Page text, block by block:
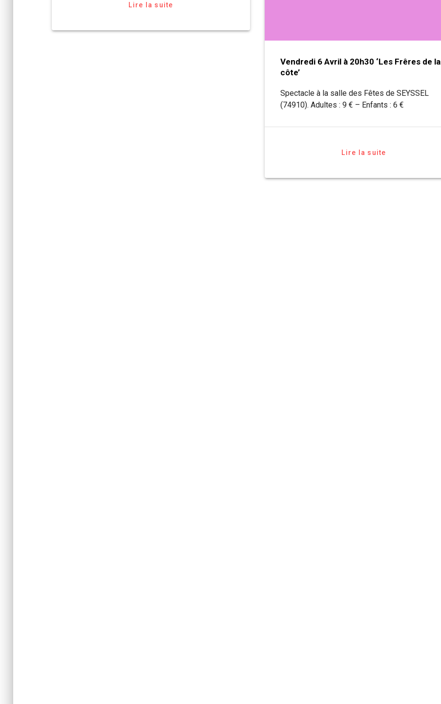
Lire la suite
Vendredi 6 Avril à 20h30 ‘Les Frêres de la
côte’
Spectacle à la salle des Fêtes de SEYSSEL
(74910). Adultes : 9 € – Enfants : 6 €
Lire la suite